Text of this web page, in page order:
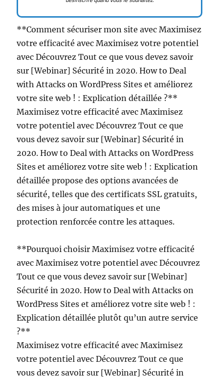
**Comment sécuriser mon site avec Maximisez
votre efficacité avec Maximisez votre potentiel
avec Découvrez Tout ce que vous devez savoir
sur [Webinar] Sécurité in 2020. How to Deal
with Attacks on WordPress Sites et améliorez
votre site web ! : Explication détaillée ?**
Maximisez votre efficacité avec Maximisez
votre potentiel avec Découvrez Tout ce que
vous devez savoir sur [Webinar] Sécurité in
2020. How to Deal with Attacks on WordPress
Sites et améliorez votre site web ! : Explication
détaillée propose des options avancées de
sécurité, telles que des certificats SSL gratuits,
des mises à jour automatiques et une
protection renforcée contre les attaques.
**Pourquoi choisir Maximisez votre efficacité
avec Maximisez votre potentiel avec Découvrez
Tout ce que vous devez savoir sur [Webinar]
Sécurité in 2020. How to Deal with Attacks on
WordPress Sites et améliorez votre site web ! :
Explication détaillée plutôt qu’un autre service
?**
Maximisez votre efficacité avec Maximisez
votre potentiel avec Découvrez Tout ce que
vous devez savoir sur [Webinar] Sécurité in